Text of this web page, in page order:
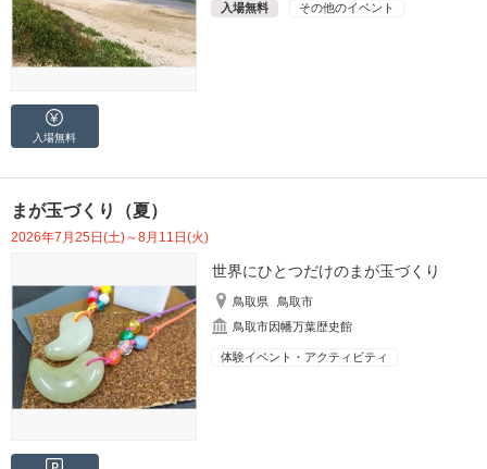
入場無料 その他のイベント
入場無料
まが玉づくり（夏）
2026年7月25日(土)～8月11日(火)
世界にひとつだけのまが玉づくり
鳥取県
鳥取市
鳥取市因幡万葉歴史館
体験イベント・アクティビティ